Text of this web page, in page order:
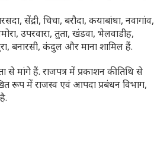
सेंद्री, चिचा, बरौदा, कयाबांधा, नवागांव,
उपरवारा, तुता, खंडवा, भेलवाडीह,
बनारसी, कंदुल और माना शामिल हैं.
मांगे हैं. राजपत्र में प्रकाशन की तिथि से
रूप में राजस्व एवं आपदा प्रबंधन विभाग,